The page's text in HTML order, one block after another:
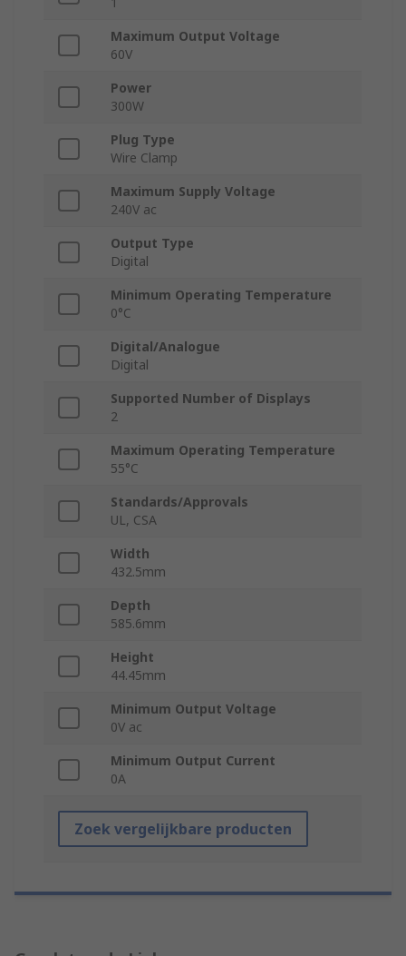
Maximum Output Voltage
60V
Power
300W
Plug Type
Wire Clamp
Maximum Supply Voltage
240V ac
Output Type
Digital
Minimum Operating Temperature
0°C
Digital/Analogue
Digital
Supported Number of Displays
2
Maximum Operating Temperature
55°C
Standards/Approvals
UL, CSA
Width
432.5mm
Depth
585.6mm
Height
44.45mm
Minimum Output Voltage
0V ac
Minimum Output Current
0A
Zoek vergelijkbare producten